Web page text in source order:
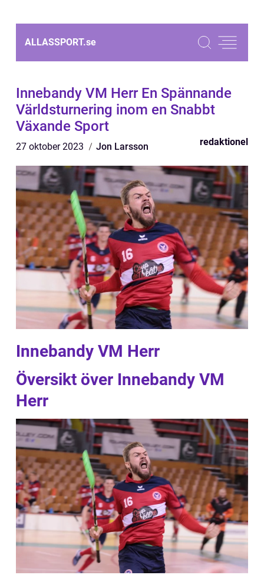
ALLASSPORT.se
Innebandy VM Herr En Spännande
Världsturnering inom en Snabbt
Växande Sport
27 oktober 2023 Jon Larsson redaktionel
Innebandy VM Herr
Översikt över Innebandy VM
Herr